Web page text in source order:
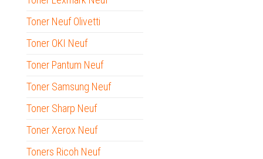
Toner Neuf Olivetti
Toner OKI Neuf
Toner Pantum Neuf
Toner Samsung Neuf
Toner Sharp Neuf
Toner Xerox Neuf
Toners Ricoh Neuf